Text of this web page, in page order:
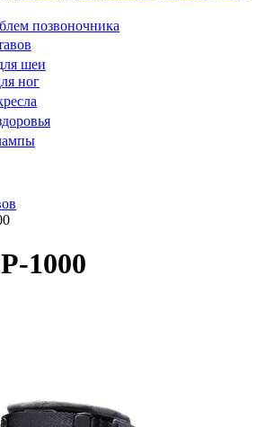
позвоночника
шеи
ног
1000